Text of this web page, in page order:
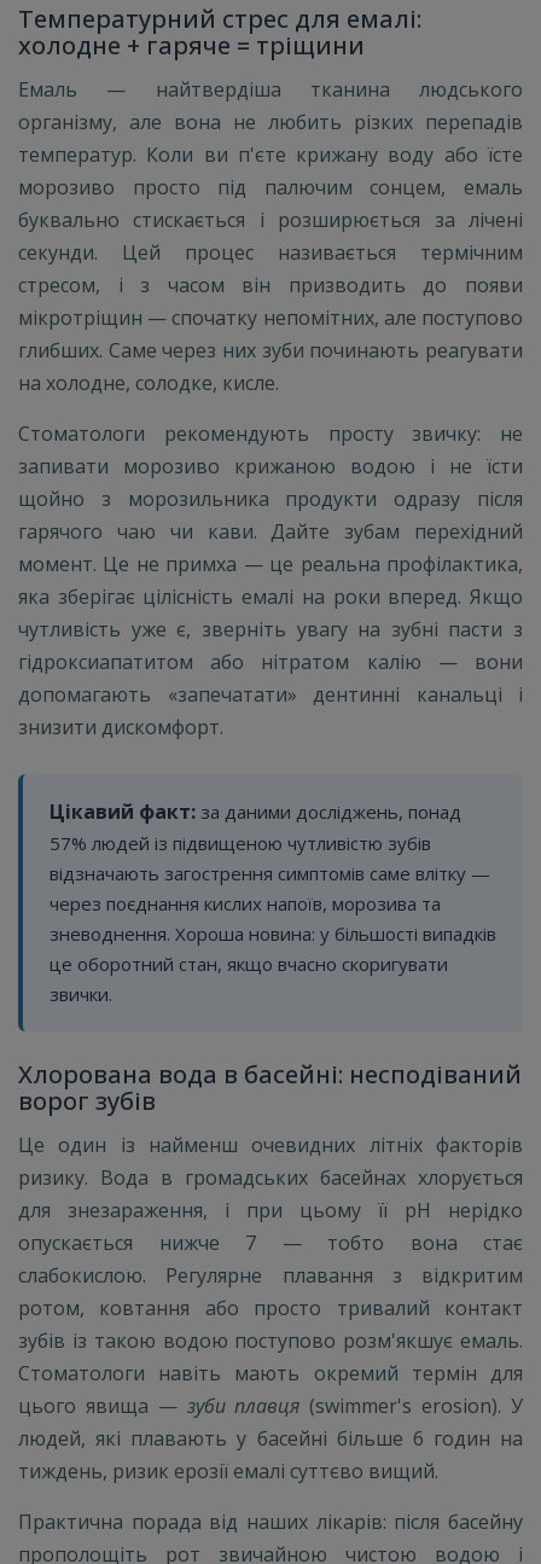
Температурний стрес для емалі:
холодне + гаряче = тріщини
Емаль — найтвердіша тканина людського
організму, але вона не любить різких перепадів
температур. Коли ви п'єте крижану воду або їсте
морозиво просто під палючим сонцем, емаль
буквально стискається і розширюється за лічені
секунди. Цей процес називається термічним
стресом, і з часом він призводить до появи
мікротріщин — спочатку непомітних, але поступово
глибших. Саме через них зуби починають реагувати
на холодне, солодке, кисле.
Стоматологи рекомендують просту звичку: не
запивати морозиво крижаною водою і не їсти
щойно з морозильника продукти одразу після
гарячого чаю чи кави. Дайте зубам перехідний
момент. Це не примха — це реальна профілактика,
яка зберігає цілісність емалі на роки вперед. Якщо
чутливість уже є, зверніть увагу на зубні пасти з
гідроксиапатитом або нітратом калію — вони
допомагають «запечатати» дентинні канальці і
знизити дискомфорт.
Цікавий факт: за даними досліджень, понад
57% людей із підвищеною чутливістю зубів
відзначають загострення симптомів саме влітку —
через поєднання кислих напоїв, морозива та
зневоднення. Хороша новина: у більшості випадків
це оборотний стан, якщо вчасно скоригувати
звички.
Хлорована вода в басейні: несподіваний
ворог зубів
Це один із найменш очевидних літніх факторів
ризику. Вода в громадських басейнах хлорується
для знезараження, і при цьому її pH нерідко
опускається нижче 7 — тобто вона стає
слабокислою. Регулярне плавання з відкритим
ротом, ковтання або просто тривалий контакт
зубів із такою водою поступово розм'якшує емаль.
Стоматологи навіть мають окремий термін для
цього явища — зуби плавця (swimmer's erosion). У
людей, які плавають у басейні більше 6 годин на
тиждень, ризик ерозії емалі суттєво вищий.
Практична порада від наших лікарів: після басейну
прополощіть рот звичайною чистою водою і